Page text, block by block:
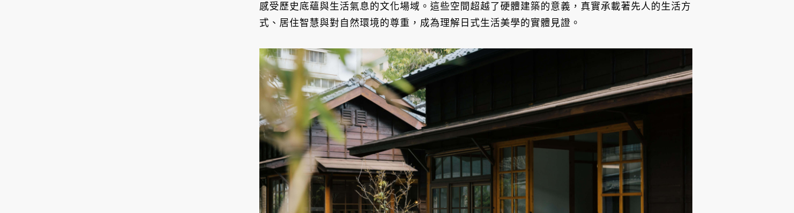
感受歷史底蘊與生活氣息的文化場域。這些空間超越了硬體建築的意義，真實承載著先人的生活方
式、居住智慧與對自然環境的尊重，成為理解日式生活美學的實體見證。